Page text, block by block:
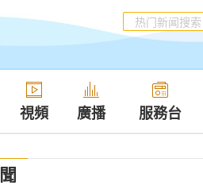
視頻 廣播 服務台